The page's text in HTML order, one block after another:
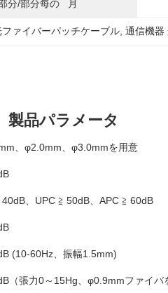
分/部分每の   月
ァイバーパッチケーブル , 通信機器
製品パラメータ
、φ2.0mm、φ3.0mmを用意
40dB、UPC ≧ 50dB、APC ≧ 60dB
(10-60Hz、振幅1.5mm)
（張力0～15Hg、φ0.9mmファイバ